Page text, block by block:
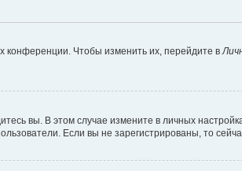
конференции. Чтобы изменить их, перейдите в
вы. В этом случае измените в личных
Если вы не зарегистрированы, то